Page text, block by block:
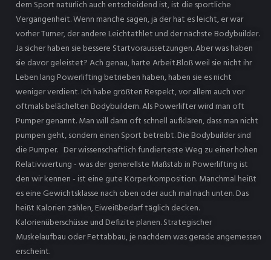
dem Sport natürlich auch entscheidend ist, ist die sportliche
Vergangenheit. Wenn manche sagen, ja der hat es leicht, er war
vorher Turner, der andere Leichtathlet und der nächste Bodybuilder.
Ja sicher haben sie bessere Startvoraussetzungen. Aber was haben
sie davor geleistet? Ach genau, harte Arbeit.Bloß weil sie nicht ihr
Leben lang Powerlifting betrieben haben, haben sie es nicht
weniger verdient. Ich habe größten Respekt, vor allem auch vor
oftmals belächelten Bodybuildern. Als Powerlifter wird man oft
Pumper genannt. Man will dann oft schnell aufklären, dass man nicht
pumpen geht, sondern einen Sport betreibt. Die Bodybuilder sind
die Pumper. Der wissenschaftlich fundierteste Weg zu einer hohen
Relativwertung - was der generellste Maßstab in Powerlifting ist
den wir kennen - ist eine gute Körperkomposition. Manchmal heißt
es eine Gewichtsklasse nach oben oder auch mal nach unten. Das
heißt Kalorien zählen, Eiweißbedarf täglich decken.
Kalorienüberschüsse und Defizite planen. Strategischer
Muskelaufbau oder Fettabbau, je nachdem was gerade angemessen
erscheint.